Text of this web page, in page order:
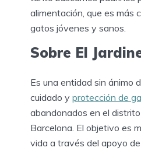
alimentación, que es más
gatos jóvenes y sanos.
Sobre El
Es una entidad sin ánimo
cuidado y protección de
abandonados en el
Barcelona. El objetivo es
vida a través del apoyo